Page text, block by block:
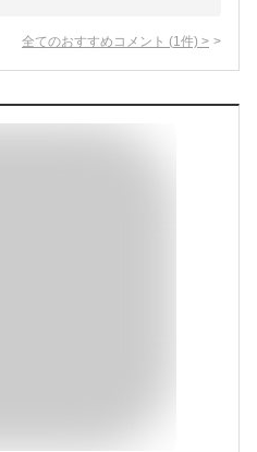
全てのおすすめコメント (1 件) >